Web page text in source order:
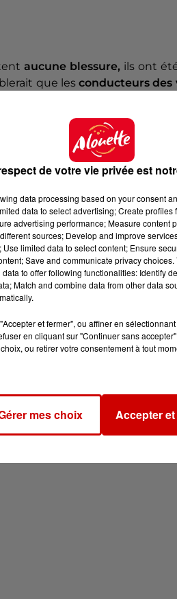
aucune blessure, ils ont
que lesconducteurs des
L'interventiona pris fin aux
de votre vie privée est
data processing based on your consent
data to select advertising; Create
advertising performance; Measure content
sources; Develop and improve
limited data to select content; Ensure
Save and communicate privacy
to offer following functionalities: Identify
Match and combine data from other data
et fermer", ou affiner en
en cliquant sur "Continuer sans
ou retirer votre consentement à tout
mes choix Accepter